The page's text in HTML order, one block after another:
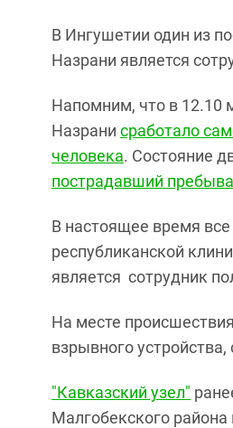
В Ингушетии один из
Назрани является
Напомним, что в
Назрани сработало
человека. Состояние
пострадавший
В настоящее время
республиканской
является сотрудник
На месте
взрывного
"Кавказский узел"
Малгобекского